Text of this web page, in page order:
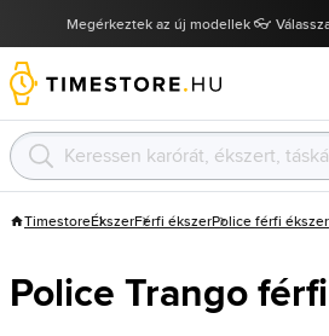
Megérkeztek az új modellek 👓
TimestoreÉkszerFérfi ékszerPolice férfi ékszer
Police Trango